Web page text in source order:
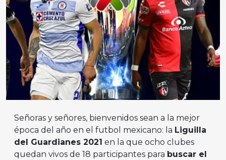
Señoras y señores, bienvenidos sean a la mejor
época del año en el futbol mexicano: la Liguilla
del Guardianes 2021 en la que ocho clubes
quedan vivos de 18 participantes para buscar el